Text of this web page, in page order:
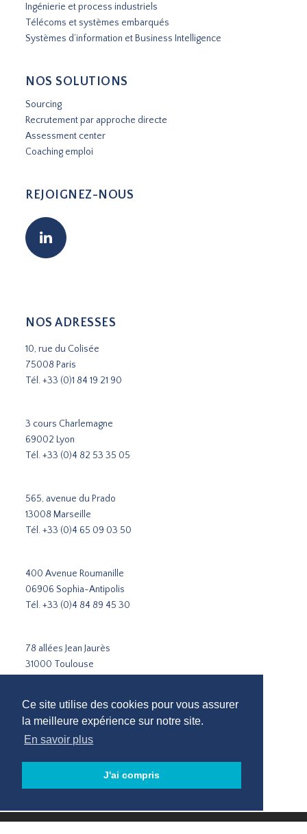
Ce site utilise des cookies pour vous assurer
la meilleure expérience sur notre site.
En savoir plus
J'ai compris
Ingénierie et process industriels
Télécoms et systèmes embarqués
Systèmes d’information et Business Intelligence
NOS SOLUTIONS
Sourcing
Recrutement par approche directe
Assessment center
Coaching emploi
REJOIGNEZ-NOUS
NOS ADRESSES
10, rue du Colisée
75008 Paris
Tél.+33 (0)1 84 19 21 90
3 cours Charlemagne
69002 Lyon
Tél.+33 (0)4 82 53 35 05
565, avenue du Prado
13008 Marseille
Tél.+33 (0)4 65 09 03 50
400 Avenue Roumanille
06906 Sophia-Antipolis
Tél.+33 (0)4 84 89 45 30
78 allées Jean Jaurès
31000 Toulouse
Cabinet de recrutement Paris
Cabinet de recrutement Lyon
Cabinet de recrutement Toulouse